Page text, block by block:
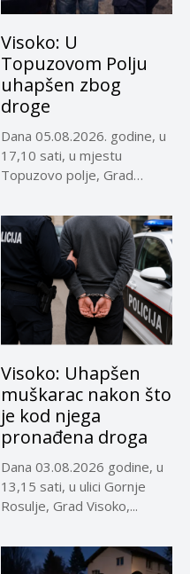
Visoko: U
Topuzovom Polju
uhapšen zbog
droge
Dana 05.08.2026. godine, u
17,10 sati, u mjestu
Topuzovo polje, Grad
Visoko: Uhapšen
muškarac nakon što
je kod njega
pronađena droga
Dana 03.08.2026 godine, u
13,15 sati, u ulici Gornje
Rosulje, Grad Visoko,...